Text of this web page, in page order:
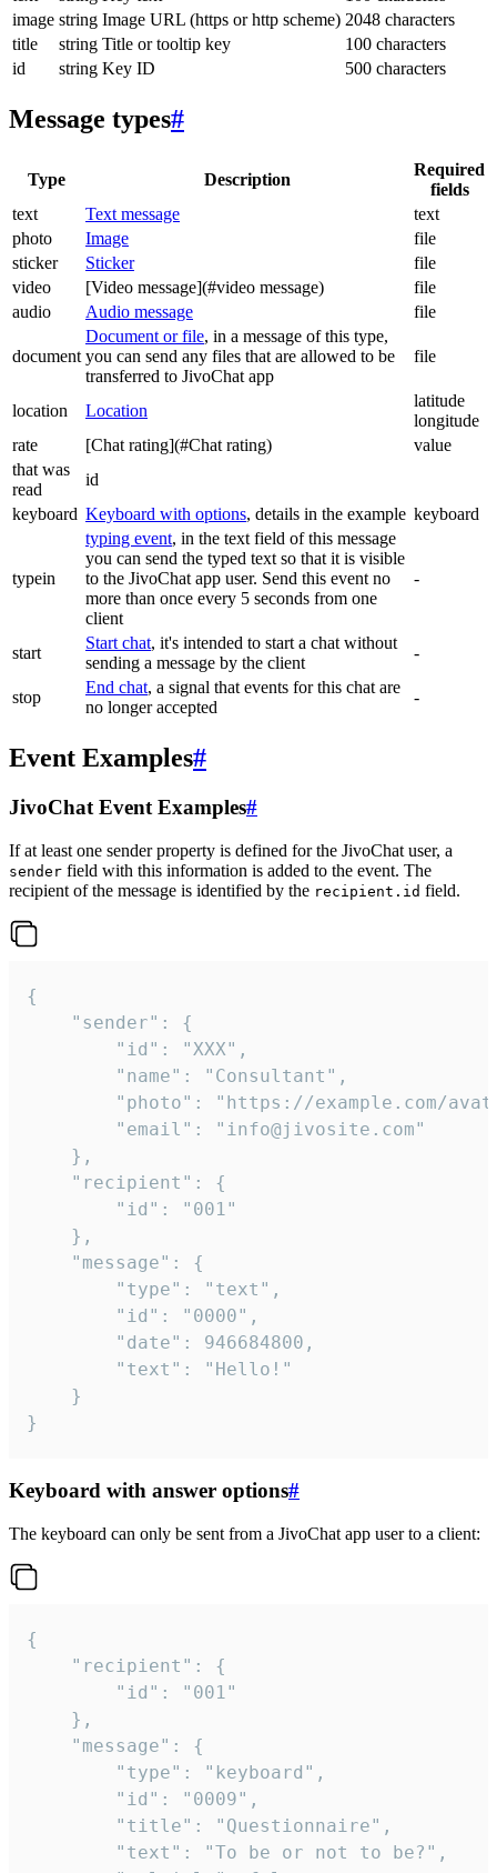
image string Image URL (https or http scheme) 2048 characters
title
string Title or tooltip key
100 characters
id
string Key ID 500 characters
Message types#
Type Description
Required
fields
text
Text message
text
photo
Image
file
sticker
Sticker
file
video
[Video message](#video message)
file
audio
Audio message file
document
Document or file, in a message of this type,
you can send any files that are allowed to be
transferred to JivoChat app
file
location Location
latitude
longitude
rate
[Chat rating](#Chat rating)
value
that was
read
id
keyboard Keyboard with options, details in the example keyboard
typein
typing event, in the text field of this message
you can send the typed text so that it is visible
to the JivoChat app user. Send this event no
more than once every 5 seconds from one
client
-
start
Start chat, it's intended to start a chat without
sending a message by the client
-
stop
End chat, a signal that events for this chat are
no longer accepted
-
Event Examples#
JivoChat Event Examples#
If at least one sender property is defined for the JivoChat user, a
sender field with this information is added to the event. The
recipient of the message is identified by the recipient.id field.
{
}
Keyboard with answer options#
The keyboard can only be sent from a JivoChat app user to a client:
{